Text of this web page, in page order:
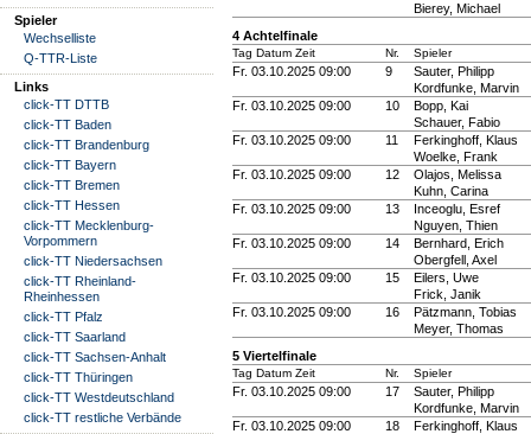
Spieler
Wechselliste
Q-TTR-Liste
Links
click-TT DTTB
click-TT Baden
click-TT Brandenburg
click-TT Bayern
click-TT Bremen
click-TT Hessen
click-TT Mecklenburg-
Vorpommern
click-TT Niedersachsen
click-TT Rheinland-
Rheinhessen
click-TT Pfalz
click-TT Saarland
click-TT Sachsen-Anhalt
click-TT Thüringen
click-TT Westdeutschland
click-TT restliche Verbände
Bierey, Michael
4 Achtelfinale
Tag Datum Zeit Nr. Spieler
Fr. 03.10.2025 09:00 9
Sauter, Philipp
Kordfunke, Marvin
Fr. 03.10.2025 09:00
10
Bopp, Kai
Schauer, Fabio
Fr. 03.10.2025 09:00
11
Ferkinghoff, Klaus
Woelke, Frank
Fr. 03.10.2025 09:00
12
Olajos, Melissa
Kuhn, Carina
Fr. 03.10.2025 09:00
13
Inceoglu, Esref
Nguyen, Thien
Fr. 03.10.2025 09:00
14
Bernhard, Erich
Obergfell, Axel
Fr. 03.10.2025 09:00
15
Eilers, Uwe
Frick, Janik
Fr. 03.10.2025 09:00
16
Pätzmann, Tobias
Meyer, Thomas
5 Viertelfinale
Tag Datum Zeit Nr. Spieler
Fr. 03.10.2025 09:00 17
Sauter, Philipp
Kordfunke, Marvin
Fr. 03.10.2025 09:00
18
Ferkinghoff, Klaus